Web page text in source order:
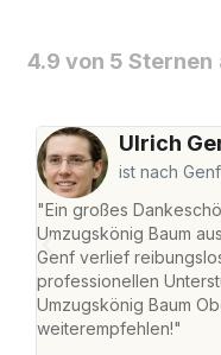
4.9 von 5 Sternen
Ulrich
ist nach
"Ein großes
Umzugskönig Baum
Genf verlief
professionellen
Umzugskönig Baum
weiterempfehlen!"